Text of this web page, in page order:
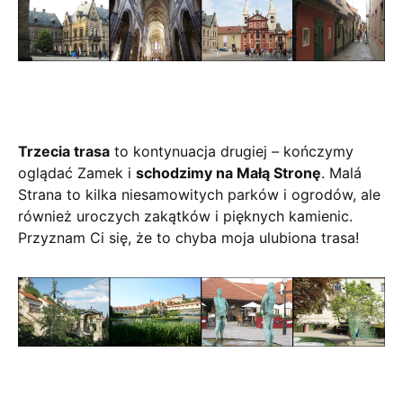
Trzecia trasa to kontynuacja drugiej – kończymy
oglądać Zamek i schodzimy na Małą Stronę. Malá
Strana to kilka niesamowitych parków i ogrodów, ale
również uroczych zakątków i pięknych kamienic.
Przyznam Ci się, że to chyba moja ulubiona trasa!